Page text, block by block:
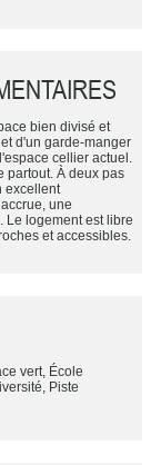
bien divisé et
d'un garde-manger
cellier actuel.
partout. À deux pas
excellent
une
Le logement est libre
et accessibles.
vert, École
Piste